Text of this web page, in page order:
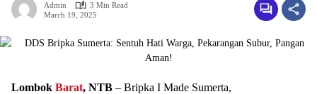
Admin
3 Min Read
March 19, 2025
Lombok Barat, NTB – Bripka I Made Sumerta,